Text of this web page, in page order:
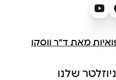
מאת ד״ר ווסקו
שלנו